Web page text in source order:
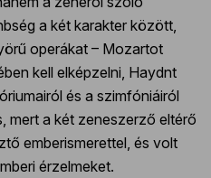
a két karakter között,
operákat – Mozartot
kell elképzelni, Haydnt
és a szimfóniáiról
mert a két zeneszerző eltérő
emberismerettel, és volt
érzelmeket.